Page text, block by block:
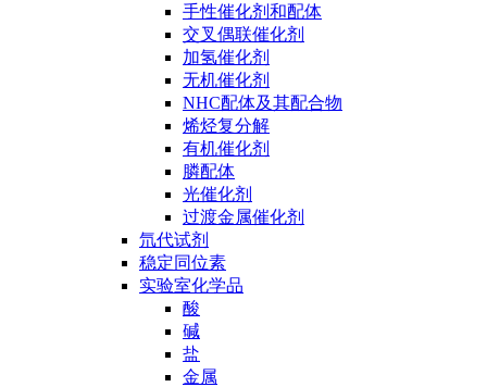
手性催化剂和配体
交叉偶联催化剂
加氢催化剂
无机催化剂
NHC配体及其配合物
烯烃复分解
有机催化剂
膦配体
光催化剂
过渡金属催化剂
氘代试剂
稳定同位素
实验室化学品
酸
碱
盐
金属